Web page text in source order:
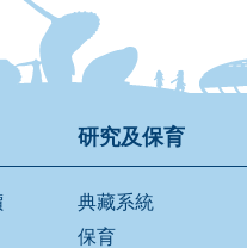
研究及保育
典藏系統
保育